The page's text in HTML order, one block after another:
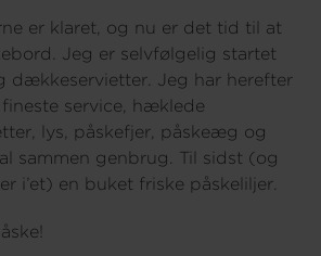
er klaret, og nu er det tid til at
Jeg er selvfølgelig startet
dækkeservietter. Jeg har herefter
service, hæklede
lys, påskefjer, påskeæg og
sammen genbrug. Til sidst (og
i’et) en buket friske påskeliljer.